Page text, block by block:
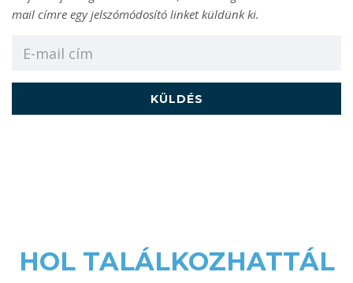
mail címre egy jelszómódosító linket küldünk ki.
HOL TALÁLKOZHATTÁL